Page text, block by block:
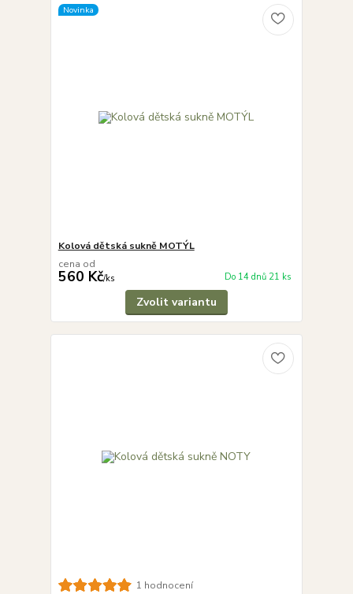
Novinka
Kolová dětská sukně MOTÝL
cena od
560 Kč/ks Do 14 dnů 21 ks
Zvolit variantu
1 hodnocení